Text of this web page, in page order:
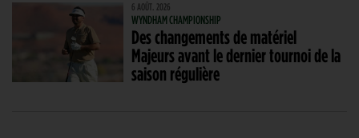
6 AOÛT. 2026
WYNDHAM CHAMPIONSHIP
Des changements de matériel
Majeurs avant le dernier tournoi de la
saison régulière